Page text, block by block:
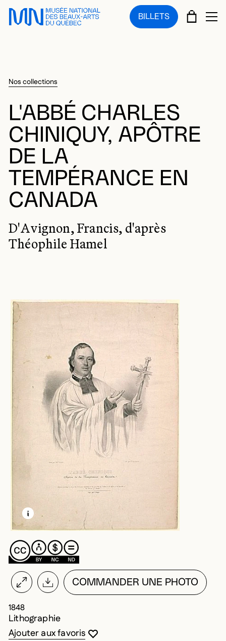
Sauter au menu principal
Sauter au contenu principal
Sauter au pied de page
BILLETS PANIER
Nos collections
L'ABBÉ CHARLES
CHINIQUY, APÔTRE
DE LA
TEMPÉRANCE EN
CANADA
D'Avignon, Francis, d'après
Théophile Hamel
EN SAVOIR PLUS SUR CETTE IMAGE
OUVRIR LA MODALE
COMMANDER UNE PHOTO
1848
Lithographie
Vous devez être connecté pour ajouter
Fermer la modale
Ouvrir la modale
Ajouter aux favoris